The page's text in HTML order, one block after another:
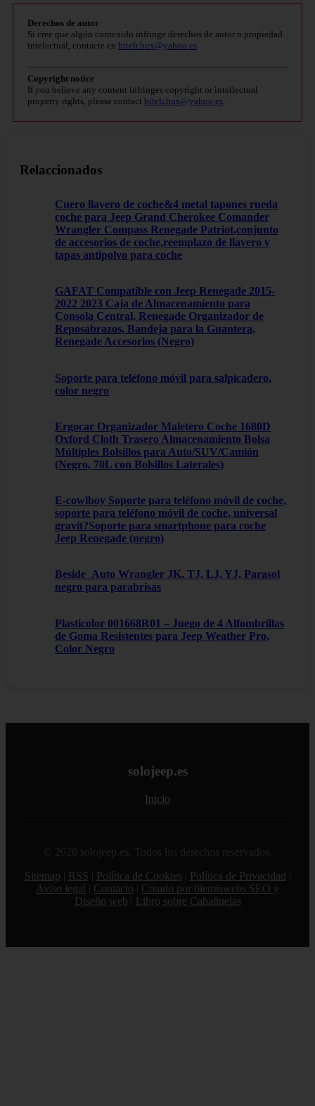
Derechos de autor
Si cree que algún contenido infringe derechos de autor o propiedad
intelectual, contacte en bitelchux@yahoo.es
Copyright notice
If you believe any content infringes copyright or intellectual
property rights, please contact bitelchux@yahoo.es
Relaccionados
Cuero llavero de coche&4 metal tapones rueda
coche para Jeep Grand Cherokee Comander
Wrangler Compass Renegade Patriot,conjunto
de accesorios de coche,reemplazo de llavero y
tapas antipolvo para coche
GAFAT Compatible con Jeep Renegade 2015-
2022 2023 Caja de Almacenamiento para
Consola Central, Renegade Organizador de
Reposabrazos, Bandeja para la Guantera,
Renegade Accesorios (Negro)
Soporte para teléfono móvil para salpicadero,
color negro
Ergocar Organizador Maletero Coche 1680D
Oxford Cloth Trasero Almacenamiento Bolsa
Múltiples Bolsillos para Auto/SUV/Camión
(Negro, 70L con Bolsillos Laterales)
E-cowlboy Soporte para teléfono móvil de coche,
soporte para teléfono móvil de coche, universal
gravit?Soporte para smartphone para coche
Jeep Renegade (negro)
Beside_Auto Wrangler JK, TJ, LJ, YJ, Parasol
negro para parabrisas
Plasticolor 001668R01 – Juego de 4 Alfombrillas
de Goma Resistentes para Jeep Weather Pro,
Color Negro
solojeep.es
Inicio
© 2026 solojeep.es. Todos los derechos reservados.
Sitemap
RSS Política de Cookies Política de Privacidad
Aviso legal
Contacto
Creado por 0lemiswebs SEO y
Diseño web
Libro sobre Cabañuelas